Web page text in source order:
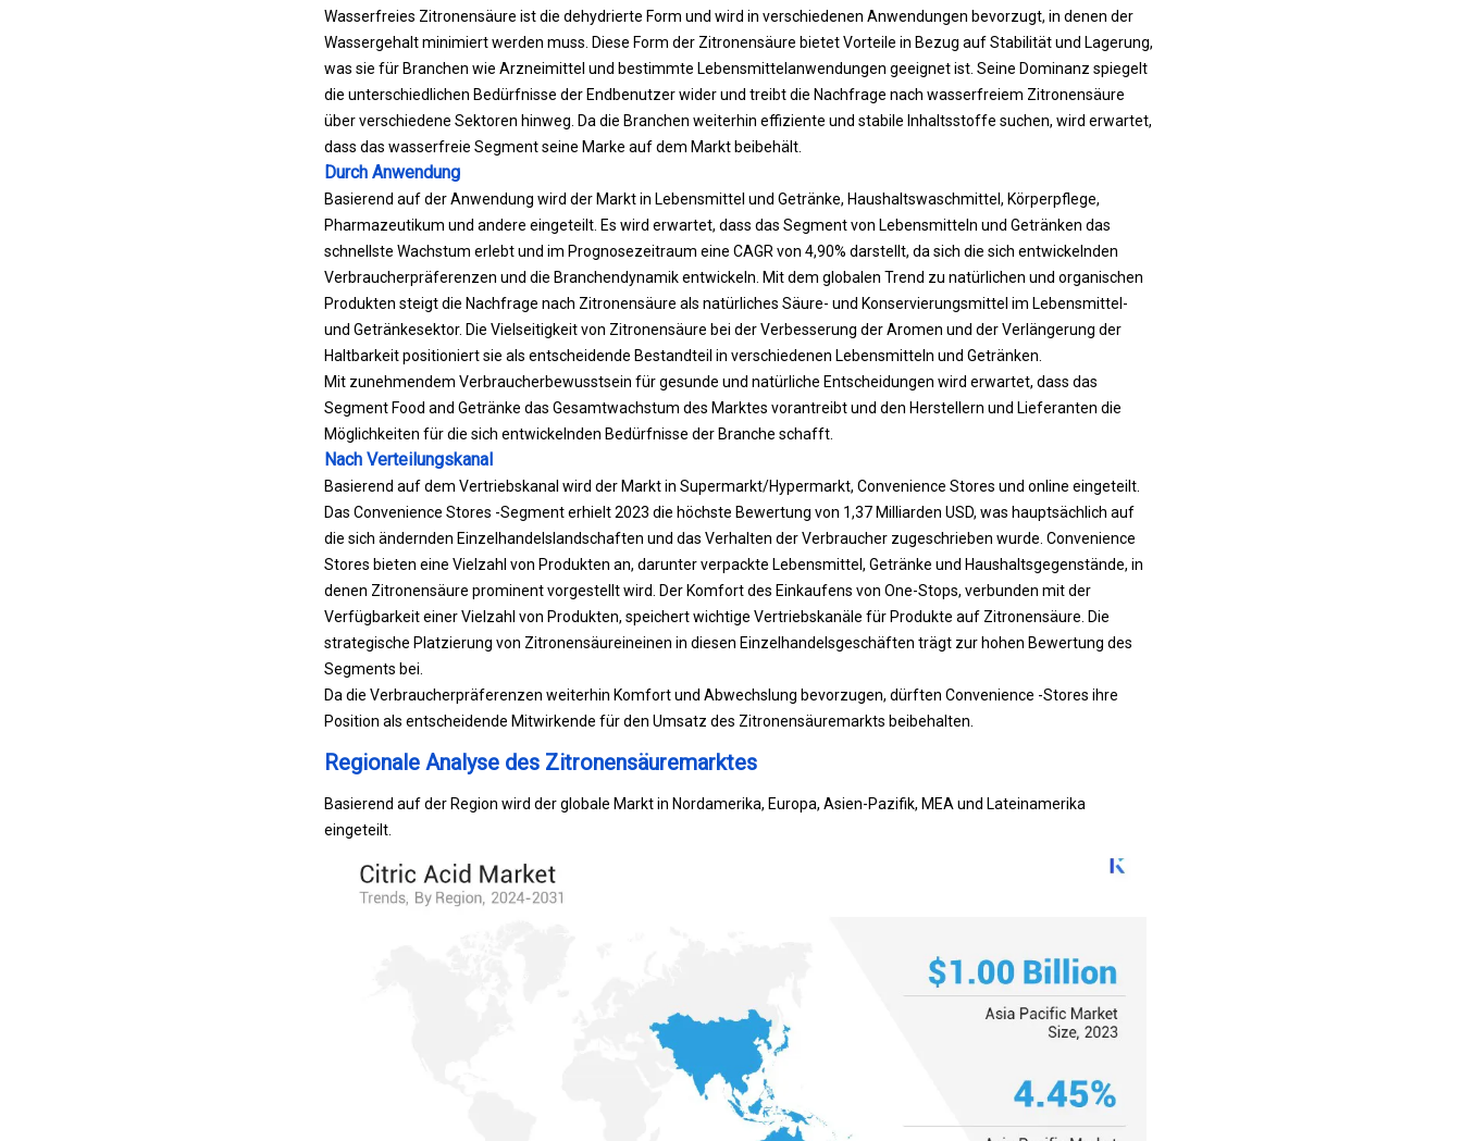
Wasserfreies Zitronensäure ist die dehydrierte Form und wird in verschiedenen Anwendungen bevorzugt, in denen der
Wassergehalt minimiert werden muss. Diese Form der Zitronensäure bietet Vorteile in Bezug auf Stabilität und Lagerung,
was sie für Branchen wie Arzneimittel und bestimmte Lebensmittelanwendungen geeignet ist. Seine Dominanz spiegelt
die unterschiedlichen Bedürfnisse der Endbenutzer wider und treibt die Nachfrage nach wasserfreiem Zitronensäure
über verschiedene Sektoren hinweg. Da die Branchen weiterhin effiziente und stabile Inhaltsstoffe suchen, wird erwartet,
dass das wasserfreie Segment seine Marke auf dem Markt beibehält.
Durch Anwendung
Basierend auf der Anwendung wird der Markt in Lebensmittel und Getränke, Haushaltswaschmittel, Körperpflege,
Pharmazeutikum und andere eingeteilt. Es wird erwartet, dass das Segment von Lebensmitteln und Getränken das
schnellste Wachstum erlebt und im Prognosezeitraum eine CAGR von 4,90% darstellt, da sich die sich entwickelnden
Verbraucherpräferenzen und die Branchendynamik entwickeln. Mit dem globalen Trend zu natürlichen und organischen
Produkten steigt die Nachfrage nach Zitronensäure als natürliches Säure- und Konservierungsmittel im Lebensmittel-
und Getränkesektor. Die Vielseitigkeit von Zitronensäure bei der Verbesserung der Aromen und der Verlängerung der
Haltbarkeit positioniert sie als entscheidende Bestandteil in verschiedenen Lebensmitteln und Getränken.
Mit zunehmendem Verbraucherbewusstsein für gesunde und natürliche Entscheidungen wird erwartet, dass das
Segment Food and Getränke das Gesamtwachstum des Marktes vorantreibt und den Herstellern und Lieferanten die
Möglichkeiten für die sich entwickelnden Bedürfnisse der Branche schafft.
Nach Verteilungskanal
Basierend auf dem Vertriebskanal wird der Markt in Supermarkt/Hypermarkt, Convenience Stores und online eingeteilt.
Das Convenience Stores -Segment erhielt 2023 die höchste Bewertung von 1,37 Milliarden USD, was hauptsächlich auf
die sich ändernden Einzelhandelslandschaften und das Verhalten der Verbraucher zugeschrieben wurde. Convenience
Stores bieten eine Vielzahl von Produkten an, darunter verpackte Lebensmittel, Getränke und Haushaltsgegenstände, in
denen Zitronensäure prominent vorgestellt wird. Der Komfort des Einkaufens von One-Stops, verbunden mit der
Verfügbarkeit einer Vielzahl von Produkten, speichert wichtige Vertriebskanäle für Produkte auf Zitronensäure. Die
strategische Platzierung von Zitronensäureineinen in diesen Einzelhandelsgeschäften trägt zur hohen Bewertung des
Segments bei.
Da die Verbraucherpräferenzen weiterhin Komfort und Abwechslung bevorzugen, dürften Convenience -Stores ihre
Position als entscheidende Mitwirkende für den Umsatz des Zitronensäuremarkts beibehalten.
Regionale Analyse des Zitronensäuremarktes
Basierend auf der Region wird der globale Markt in Nordamerika, Europa, Asien-Pazifik, MEA und Lateinamerika
eingeteilt.